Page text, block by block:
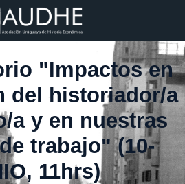
"Impactos en
del historiador/a
a y en nuestras
trabajo" (10-
11hrs)